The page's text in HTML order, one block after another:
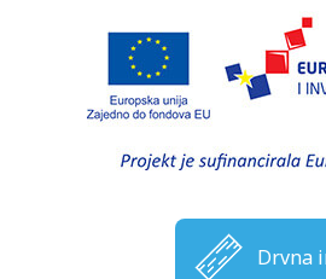
Drvna